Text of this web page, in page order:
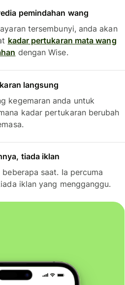
pemindahan wang
tersembunyi, anda akan
kadar pertukaran mata wang
dengan Wise.
langsung
kegemaran anda untuk
kadar pertukaran berubah
tiada iklan
saat. Ia percuma
iklan yang mengganggu.